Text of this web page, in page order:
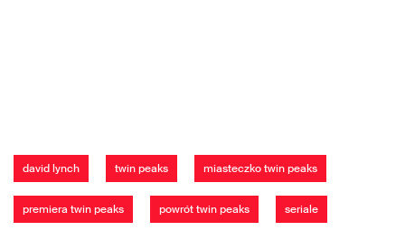
david lynch twin peaks miasteczko twin peaks
premiera twin peaks powrót twin peaks seriale